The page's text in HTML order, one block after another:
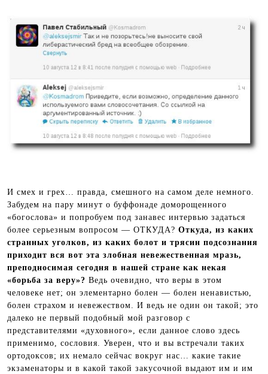
И смех и грех… правда, смешного на самом деле немного.
Забудем на пару минут о буффонаде доморощенного
«богослова» и попробуем под занавес интервью задаться
более серьезным вопросом — ОТКУДА? Откуда, из каких
странных уголков, из каких болот и трясин подсознания
приходит вся вот эта злобная невежественная мразь,
преподносимая сегодня в нашей стране как некая
«борьба за веру»? Ведь очевидно, что веры в этом
человеке нет; он элементарно болен — болен ненавистью,
болен страхом и невежеством. И ведь не один он такой; это
далеко не первый подобный мой разговор с
представителями «духовного», если данное слово здесь
применимо, сословия. Уверен, что и вы встречали таких
ортодоксов; их немало сейчас вокруг нас… какие такие
экзаменаторы и в какой такой закусочной выдают им и им